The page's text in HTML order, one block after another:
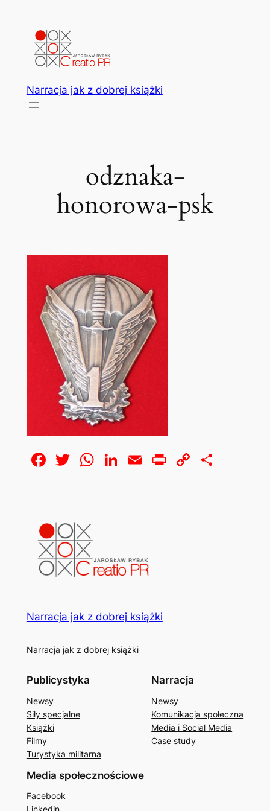
Narracja jak z dobrej książki
odznaka-
honorowa-psk
Facebook
Twitter
WhatsApp
LinkedIn
EmailPrintCopy
Narracja jak z dobrej książki
Narracja jak z dobrej książki
Publicystyka
Newsy
Siły specjalne
Książki
Filmy
Turystyka militarna
Narracja
Newsy
Komunikacja społeczna
Media i Social Media
Case study
Media społecznościowe
Facebook